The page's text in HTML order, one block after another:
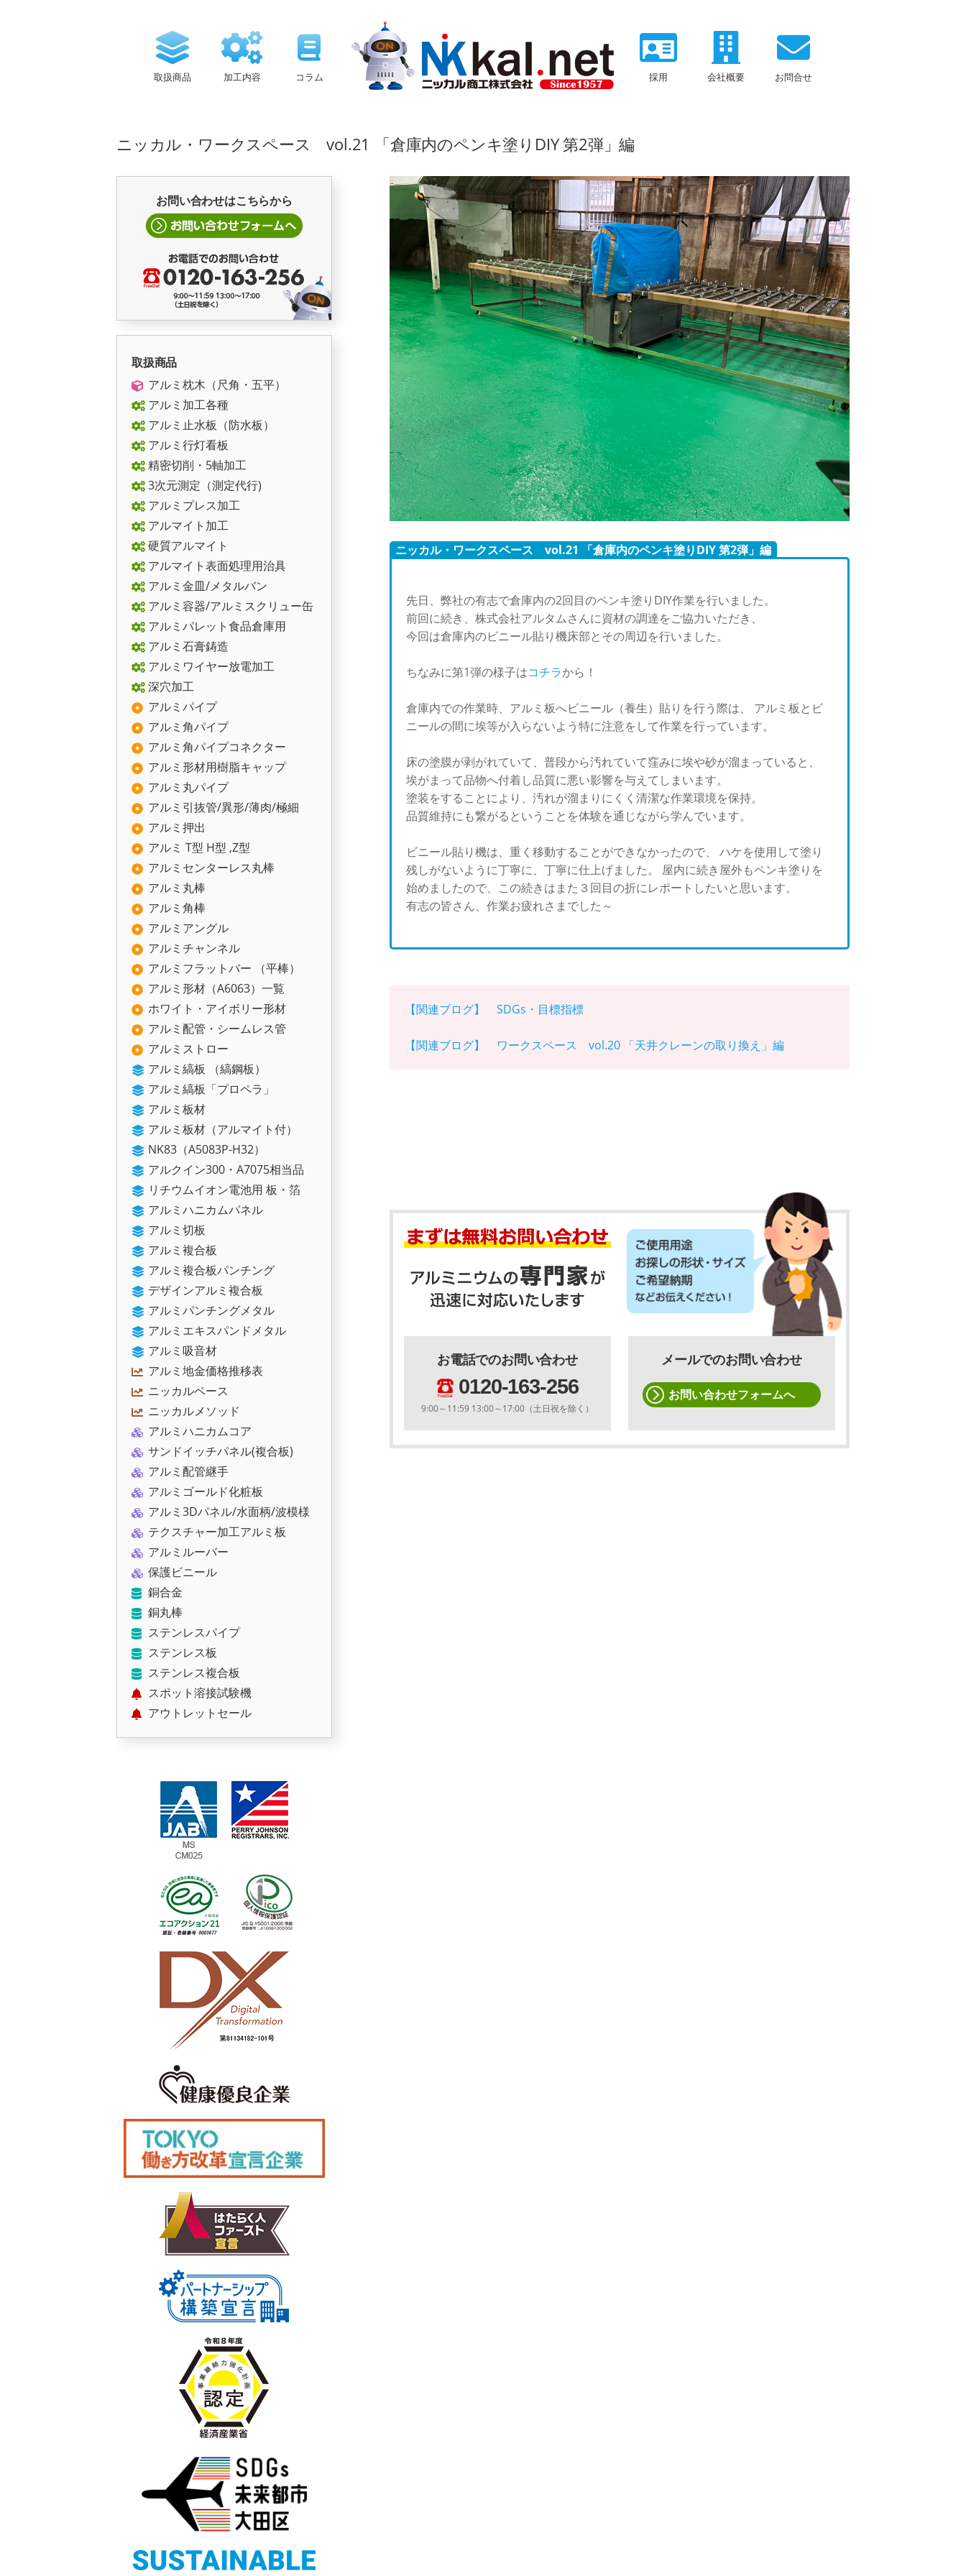
取扱商品 加工内容 コラム 採用 会社概要 お問合せ
ニッカル・ワークスペース vol.21 「倉庫内のペンキ塗りDIY 第2弾」編
ニッカル・ワークスペース vol.21 「倉庫内のペンキ塗りDIY 第2弾」編
先日、弊社の有志で倉庫内の2回目のペンキ塗りDIY作業を行いました。
前回に続き、株式会社アルタムさんに資材の調達をご協力いただき、
今回は倉庫内のビニール貼り機床部とその周辺を行いました。
ちなみに第1弾の様子はコチラから！
倉庫内での作業時、アルミ板へビニール（養生）貼りを行う際は、 アルミ板とビ
ニールの間に埃等が入らないよう特に注意をして作業を行っています。
床の塗膜が剥がれていて、普段から汚れていて窪みに埃や砂が溜まっていると、
埃がまって品物へ付着し品質に悪い影響を与えてしまいます。
塗装をすることにより、汚れが溜まりにくく清潔な作業環境を保持。
品質維持にも繋がるということを体験を通じながら学んでいます。
ビニール貼り機は、重く移動することができなかったので、 ハケを使用して塗り
残しがないように丁寧に、丁寧に仕上げました。 屋内に続き屋外もペンキ塗りを
始めましたので、この続きはまた３回目の折にレポートしたいと思います。
有志の皆さん、作業お疲れさまでした～
【関連ブログ】 SDGs・目標指標
【関連ブログ】 ワークスペース vol.20 「天井クレーンの取り換え」編
お電話でのお問い合わせ
0120-163-256
9:00～11:59 13:00～17:00（土日祝を除く）
メールでのお問い合わせ
お問い合わせフォームへ
お問い合わせはこちらから
取扱商品
アルミ枕木（尺角・五平）
アルミ加工各種
アルミ止水板（防水板）
アルミ行灯看板
精密切削・5軸加工
3次元測定（測定代行)
アルミプレス加工
アルマイト加工
硬質アルマイト
アルマイト表面処理用治具
アルミ金皿/メタルバン
アルミ容器/アルミスクリュー缶
アルミパレット食品倉庫用
アルミ石膏鋳造
アルミワイヤー放電加工
深穴加工
アルミパイプ
アルミ角パイプ
アルミ角パイプコネクター
アルミ形材用樹脂キャップ
アルミ丸パイプ
アルミ引抜管/異形/薄肉/極細
アルミ押出
アルミ T型 H型 ,Z型
アルミセンターレス丸棒
アルミ丸棒
アルミ角棒
アルミアングル
アルミチャンネル
アルミフラットバー （平棒）
アルミ形材（A6063）一覧
ホワイト・アイボリー形材
アルミ配管・シームレス管
アルミストロー
アルミ縞板 （縞鋼板）
アルミ縞板「プロペラ」
アルミ板材
アルミ板材（アルマイト付）
NK83（A5083P-H32）
アルクイン300・A7075相当品
リチウムイオン電池用 板・箔
アルミハニカムパネル
アルミ切板
アルミ複合板
アルミ複合板パンチング
デザインアルミ複合板
アルミパンチングメタル
アルミエキスパンドメタル
アルミ吸音材
アルミ地金価格推移表
ニッカルベース
ニッカルメソッド
アルミハニカムコア
サンドイッチパネル(複合板)
アルミ配管継手
アルミゴールド化粧板
アルミ3Dパネル/水面柄/波模様
テクスチャー加工アルミ板
アルミルーバー
保護ビニール
銅合金
銅丸棒
ステンレスパイプ
ステンレス板
ステンレス複合板
スポット溶接試験機
アウトレットセール